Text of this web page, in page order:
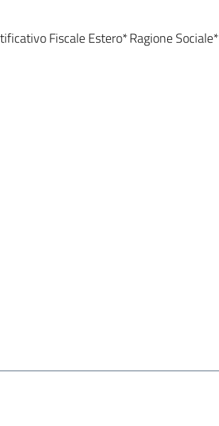
Fiscale Estero*Ragione Sociale*